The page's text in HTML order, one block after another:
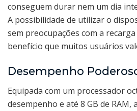
conseguem durar nem um dia
A possibilidade de utilizar o
sem preocupações com a
benefício que muitos usuários
Desempenho
Equipada com um processador
desempenho e até 8 GB de RAM,